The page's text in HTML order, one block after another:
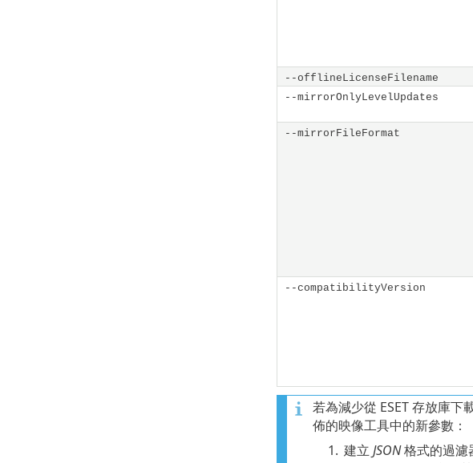
--offlineLicenseFilename
--mirrorOnlyLevelUpdates
--mirrorFileFormat
--compatibilityVersion
若為減少從 ESET 存放庫下
佈的映像工具中的新參數：
1. 建立JSON格式的過濾